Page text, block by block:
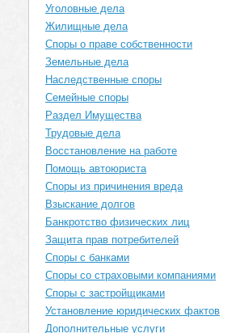
Уголовные дела
Жилищные дела
Споры о праве собственности
Земельные дела
Наследственные споры
Семейные споры
Раздел Имущества
Трудовые дела
Восстановление на работе
Помощь автоюриста
Споры из причинения вреда
Взыскание долгов
Банкротство физических лиц
Защита прав потребителей
Споры с банками
Споры со страховыми компаниями
Споры с застройщиками
Установление юридических фактов
Дополнительные услуги